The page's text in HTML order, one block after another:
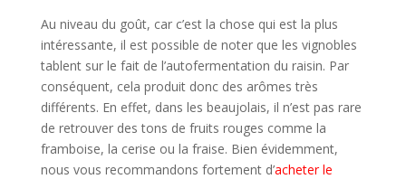
Au niveau du goût, car c’est la chose qui est la plus
intéressante, il est possible de noter que les vignobles
tablent sur le fait de l’autofermentation du raisin. Par
conséquent, cela produit donc des arômes très
différents. En effet, dans les beaujolais, il n’est pas rare
de retrouver des tons de fruits rouges comme la
framboise, la cerise ou la fraise. Bien évidemment,
nous vous recommandons fortement d’acheter le